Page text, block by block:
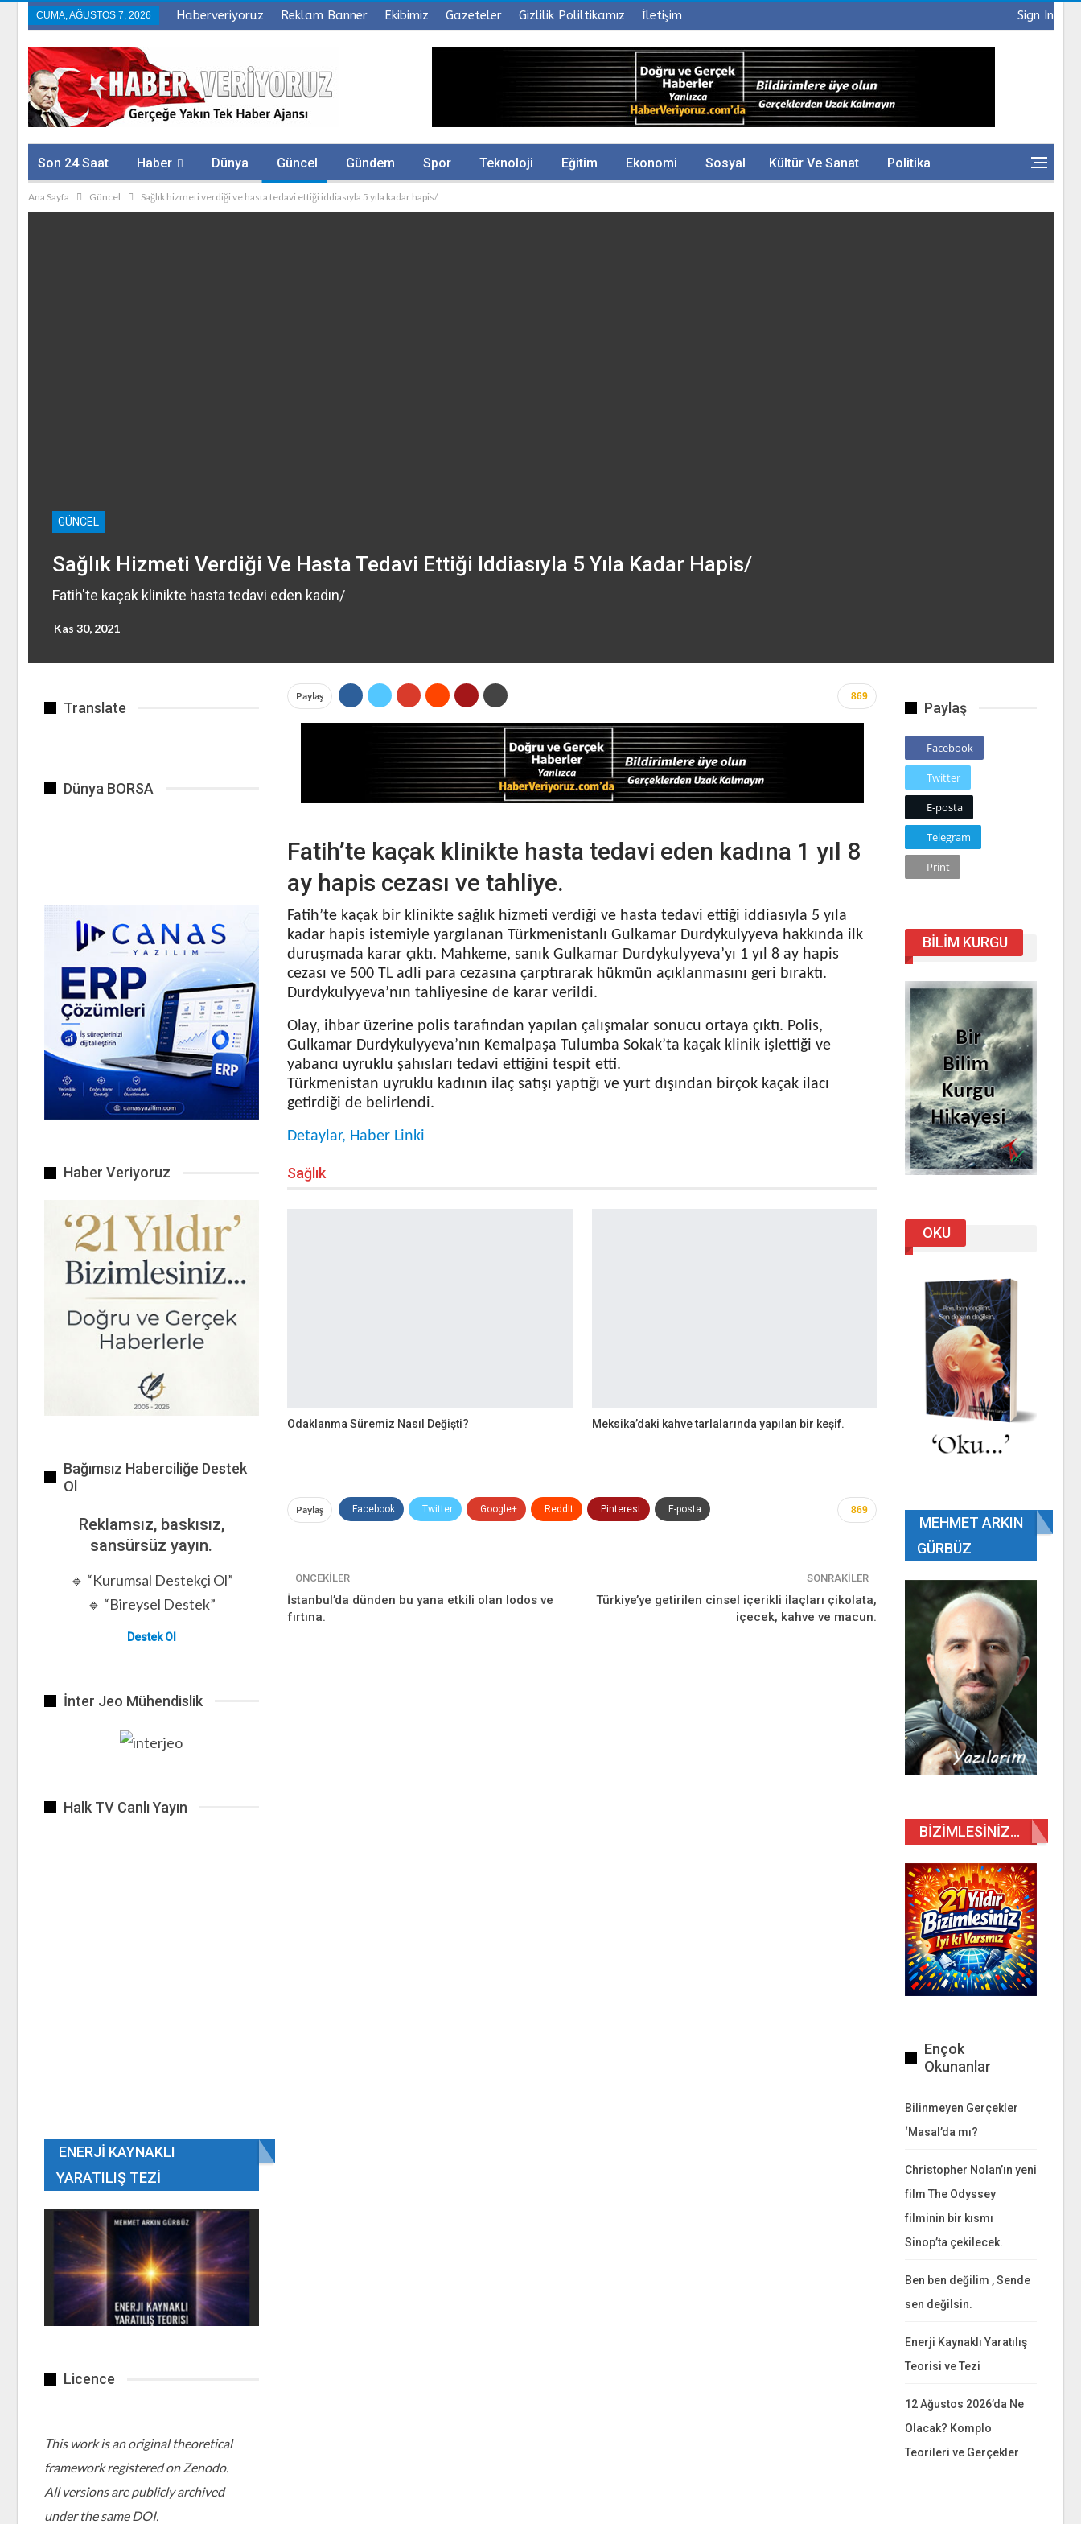
Sign In
CUMA, AĞUSTOS 7, 2026 Haberveriyoruz Reklam Banner Ekibimiz Gazeteler Gizlilik Poliltikamız İletişim
Son 24 Saat Haber Dünya Güncel Gündem Spor Teknoloji Eğitim Ekonomi Sosyal Kültür Ve Sanat Politika
Sağlık Firmalar
Ana Sayfa Güncel Sağlık hizmeti verdiği ve hasta tedavi ettiği iddiasıyla 5 yıla kadar hapis/
GÜNCEL
Sağlık Hizmeti Verdiği Ve Hasta Tedavi Ettiği Iddiasıyla 5 Yıla Kadar Hapis/
Fatih'te kaçak klinikte hasta tedavi eden kadın/
Kas 30, 2021
869
Paylaş
Fatih’te kaçak klinikte hasta tedavi eden kadına 1 yıl 8
ay hapis cezası ve tahliye.
Fatih’te kaçak bir klinikte sağlık hizmeti verdiği ve hasta tedavi ettiği iddiasıyla 5 yıla
kadar hapis istemiyle yargılanan Türkmenistanlı Gulkamar Durdykulyyeva hakkında ilk
duruşmada karar çıktı. Mahkeme, sanık Gulkamar Durdykulyyeva’yı 1 yıl 8 ay hapis
cezası ve 500 TL adli para cezasına çarptırarak hükmün açıklanmasını geri bıraktı.
Durdykulyyeva’nın tahliyesine de karar verildi.
Olay, ihbar üzerine polis tarafından yapılan çalışmalar sonucu ortaya çıktı. Polis,
Gulkamar Durdykulyyeva’nın Kemalpaşa Tulumba Sokak’ta kaçak klinik işlettiği ve
yabancı uyruklu şahısları tedavi ettiğini tespit etti.
Türkmenistan uyruklu kadının ilaç satışı yaptığı ve yurt dışından birçok kaçak ilacı
getirdiği de belirlendi.
Detaylar, Haber Linki
Sağlık
Odaklanma Süremiz Nasıl Değişti? Meksika’daki kahve tarlalarında yapılan bir keşif.
869
Paylaş Facebook Twitter Google+ ReddIt Pinterest E-posta
ÖNCEKILER
İstanbul’da dünden bu yana etkili olan lodos ve
fırtına.
SONRAKILER
Türkiye’ye getirilen cinsel içerikli ilaçları çikolata,
içecek, kahve ve macun.
Translate
Dünya BORSA
Haber Veriyoruz
Bağımsız Haberciliğe Destek
Ol
Reklamsız, baskısız,
sansürsüz yayın.
🔹 “Kurumsal Destekçi Ol”
🔹 “Bireysel Destek”
Destek Ol
İnter Jeo Mühendislik
Halk TV Canlı Yayın
ENERJI KAYNAKLI
YARATILIŞ TEZI
Licence
This work is an original theoretical
framework registered on Zenodo.
All versions are publicly archived
under the same DOI.
Paylaş
Facebook
Twitter
E-posta
Telegram
Print
BILIM KURGU
OKU
MEHMET ARKIN
GÜRBÜZ
BIZIMLESINIZ…
Ençok
Okunanlar
Bilinmeyen Gerçekler
‘Masal’da mı?
Christopher Nolan’ın yeni
film The Odyssey
filminin bir kısmı
Sinop’ta çekilecek.
Ben ben değilim , Sende
sen değilsin.
Enerji Kaynaklı Yaratılış
Teorisi ve Tezi
12 Ağustos 2026’da Ne
Olacak? Komplo
Teorileri ve Gerçekler